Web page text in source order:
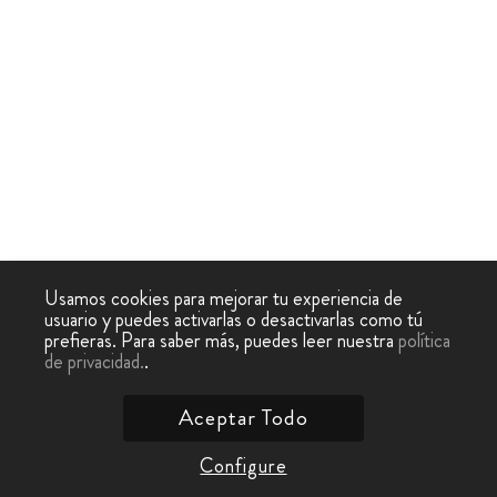
Usamos cookies para mejorar tu experiencia de
usuario y puedes activarlas o desactivarlas como tú
prefieras. Para saber más, puedes leer nuestrapolítica
de privacidad..
Configure
Aceptar Todo